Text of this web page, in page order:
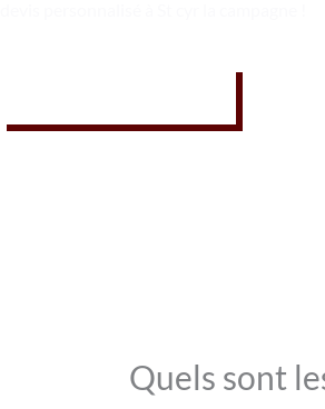
Quels sont